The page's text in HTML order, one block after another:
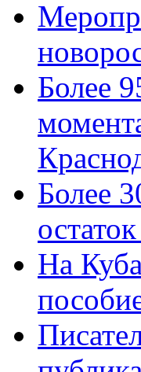
Более
Более
На